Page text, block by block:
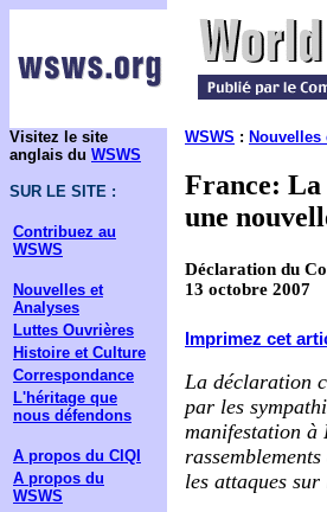
Visitez le site
anglais du WSWS
SUR LE SITE :
Contribuez au
WSWS
Nouvelles et
Analyses
Luttes Ouvrières
Histoire et Culture
Correspondance
L'héritage que
nous défendons
A propos du CIQI
A propos du
WSWS
WSWS : Nouvelles
France: La
une
Déclaration du
13 octobre 2007
Imprimez cet
La déclaration
par les
manifestation à
les attaques